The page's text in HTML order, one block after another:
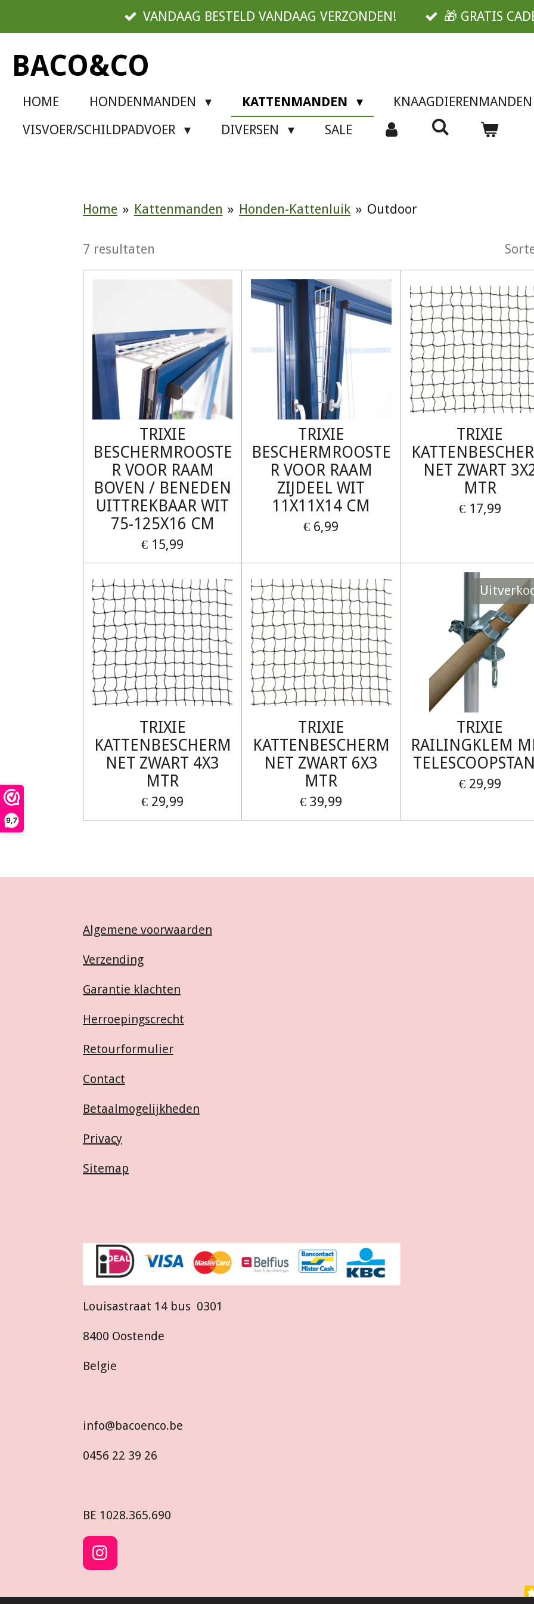
9,7
direct
naar
de
hoofdinhoud
VANDAAG BESTELD VANDAAG VERZONDEN! 🎁 GRATIS
BACO&CO
HOME HONDENMANDEN KATTENMANDEN KNAAGDIERENMANDEN
VISVOER/SCHILDPADVOER
DIVERSEN SALE
Home » Kattenmanden » Honden-Kattenluik » Outdoor
7 resultaten
TRIXIE
BESCHERMROOSTE
R VOOR RAAM
BOVEN / BENEDEN
UITTREKBAAR WIT
75-125X16 CM
€ 15,99
TRIXIE
BESCHERMROOSTE
R VOOR RAAM
ZIJDEEL WIT
11X11X14 CM
€ 6,99
TRIXIE
NET ZWART
MTR
€ 17,99
TRIXIE
KATTENBESCHERM
NET ZWART 4X3
MTR
€ 29,99
TRIXIE
KATTENBESCHERM
NET ZWART 6X3
MTR
€ 39,99
TRIXIE
RAILINGKLEM
€ 29,99
Algemene voorwaarden
Verzending
Garantie klachten
Herroepingscrecht
Retourformulier
Contact
Betaalmogelijkheden
Privacy
Sitemap
Louisastraat 14 bus 0301
8400 Oostende
Belgie
info@bacoenco.be
0456 22 39 26
BE 1028.365.690
I
n